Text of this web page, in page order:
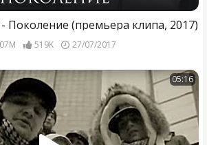
Поколение (премьера клипа, 2017)
519K 27/07/2017
05:16